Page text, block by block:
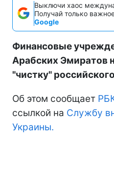
Выключи хаос
Получай только
Google
Финансовые
Арабских Эмиратов
"чистку"
Об этом сообщает
ссылкой на Службу
Украины.